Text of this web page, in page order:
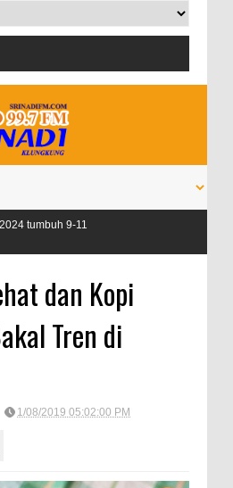
11
dan Kopi
Tren di
1/08/2019 05:02:00 PM